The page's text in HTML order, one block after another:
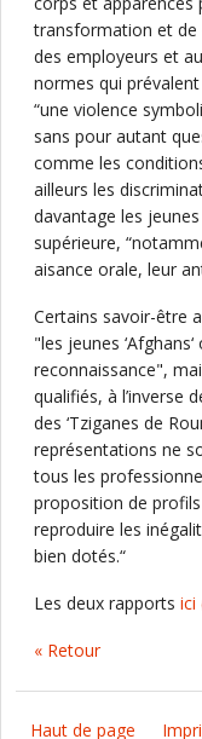
transformation et
des employeurs et
normes qui
“une violence
sans pour autant
comme les
ailleurs les
davantage les
supérieure,
aisance orale, leur
Certains savoir-être
"les jeunes
reconnaissance",
qualifiés, à l’inverse
des ‘Tziganes de
représentations ne
tous les
proposition de
reproduire les
bien dotés.“
Les deux rapports ici
« Retour
Haut de page